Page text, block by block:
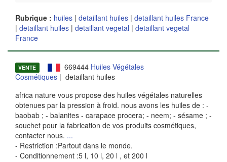
Rubrique : huiles | detaillant huiles | detaillant huiles France
| detaillant huiles | detaillant vegetal | detaillant vegetal
France
VENTE 669444 Huiles Végétales
Cosmétiques | detaillant huiles
africa nature vous propose des huiles végétales naturelles
obtenues par la pression à froid. nous avons les huiles de : -
baobab ; - balanites - carapace procera; - neem; - sésame ; -
souchet pour la fabrication de vos produits cosmétiques,
contacter nous. ...
- Restriction :Partout dans le monde.
- Conditionnement :5 l, 10 l, 20 l , et 200 l